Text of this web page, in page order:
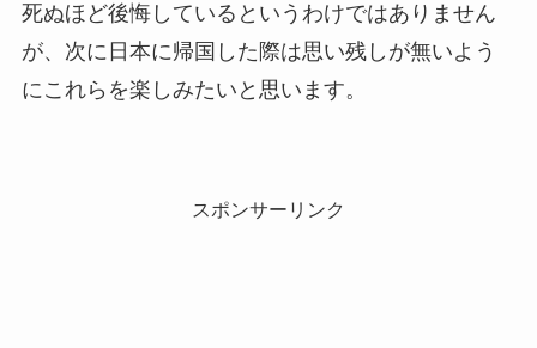
死ぬほど後悔しているというわけではありません
が、次に日本に帰国した際は思い残しが無いよう
にこれらを楽しみたいと思います。
スポンサーリンク